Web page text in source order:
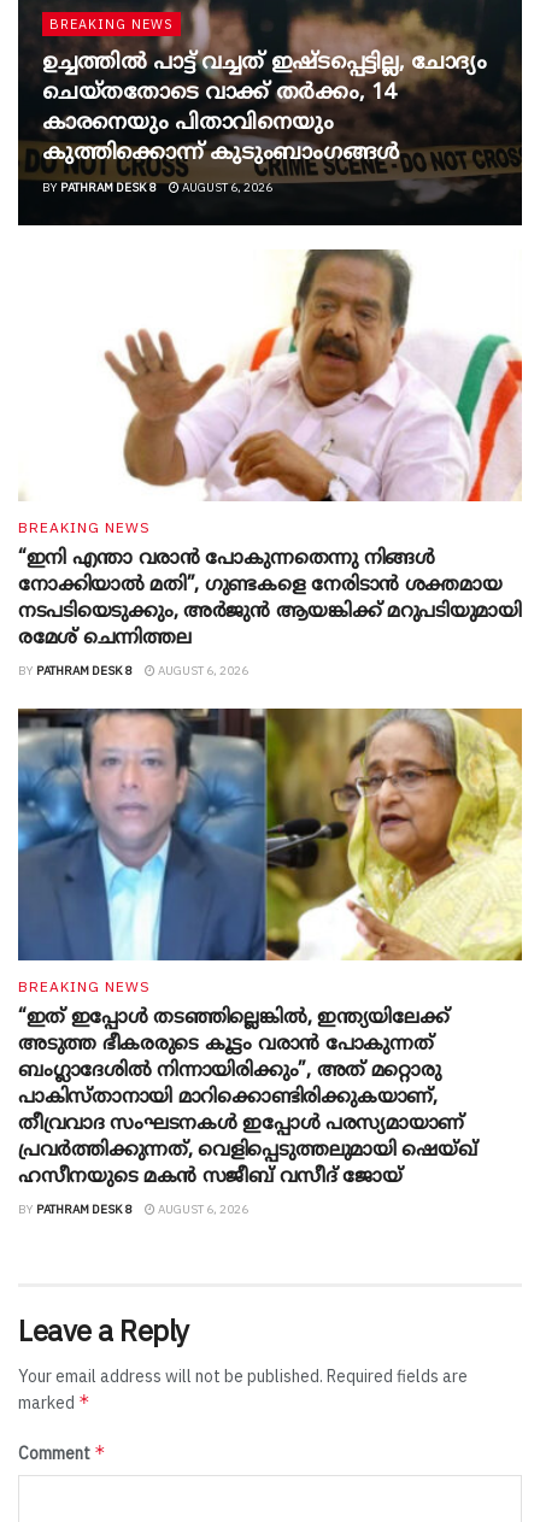
BREAKING NEWS
ഉച്ചത്തില്‍ പാട്ട് വച്ചത് ഇഷ്ടപ്പെട്ടില്ല, ചോദ്യം
ചെയ്തതോടെ വാക്ക് തര്‍ക്കം, 14
കാരനെയും പിതാവിനെയും
കുത്തിക്കൊന്ന് കുടുംബാംഗങ്ങള്‍
BY PATHRAM DESK 8 AUGUST 6, 2026
BREAKING NEWS
“ഇനി എന്താ വരാന്‍ പോകുന്നതെന്നു നിങ്ങള്‍
നോക്കിയാല്‍ മതി”, ഗുണ്ടകളെ നേരിടാന്‍ ശക്തമായ
നടപടിയെടുക്കും, അര്‍ജുന്‍ ആയങ്കിക്ക് മറുപടിയുമായി
രമേശ് ചെന്നിത്തല
BY PATHRAM DESK 8 AUGUST 6, 2026
BREAKING NEWS
“ഇത് ഇപ്പോൾ തടഞ്ഞില്ലെങ്കിൽ, ഇന്ത്യയിലേക്ക്
അടുത്ത ഭീകരരുടെ കൂട്ടം വരാൻ പോകുന്നത്
ബംഗ്ലാദേശിൽ നിന്നായിരിക്കും”, അത് മറ്റൊരു
പാകിസ്താനായി മാറിക്കൊണ്ടിരിക്കുകയാണ്,
തീവ്രവാദ സംഘടനകൾ ഇപ്പോൾ പരസ്യമായാണ്
പ്രവര്‍ത്തിക്കുന്നത്, വെളിപ്പെടുത്തലുമായി ഷെയ്ഖ്
ഹസീനയുടെ മകൻ സജീബ് വസീദ് ജോയ്
BY PATHRAM DESK 8 AUGUST 6, 2026
Leave a Reply
Your email address will not be published. Required fields are
marked *
Comment *